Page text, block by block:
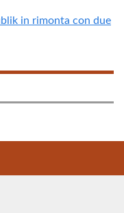
in rimonta con due